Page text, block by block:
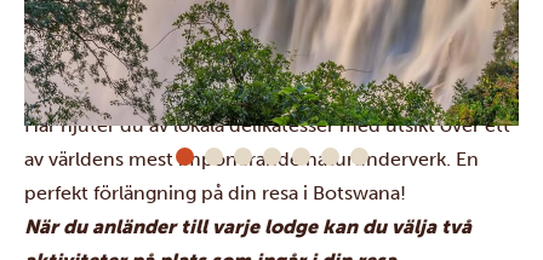
Nästa dag utforskar du regnskogarna och
utsiktsplatserna runt fallen, kommer nära fascinerande
grå jättar och slår dig ner för lunch på Lookout Café.
Här njuter du av lokala delikatesser med utsikt över ett
av världens mest imponerande naturunderverk. En
perfekt förlängning på din resa i Botswana!
När du anländer till varje lodge kan du välja två